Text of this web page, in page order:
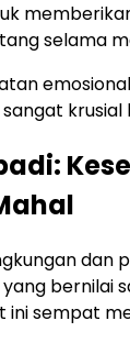
selama
dan
bernilai
ini sempat